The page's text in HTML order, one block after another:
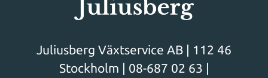
Juliusberg Växtservice AB | 112 46
Stockholm | 08-687 02 63 |